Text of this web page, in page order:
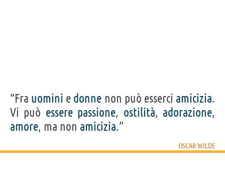
“Fra uomini e donne non può esserci amicizia.
Vi può essere passione, ostilità, adorazione,
amore, ma non amicizia.”
OSCAR WILDE